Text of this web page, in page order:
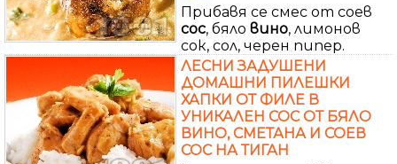
Прибавя се смес от соев
сос, бяло вино, лимонов
сок, сол, черен пипер.
ЛЕСНИ ЗАДУШЕНИ
ДОМАШНИ ПИЛЕШКИ
ХАПКИ ОТ ФИЛЕ В
УНИКАЛЕН СОС ОТ БЯЛО
ВИНО, СМЕТАНА И СОЕВ
СОС НА ТИГАН